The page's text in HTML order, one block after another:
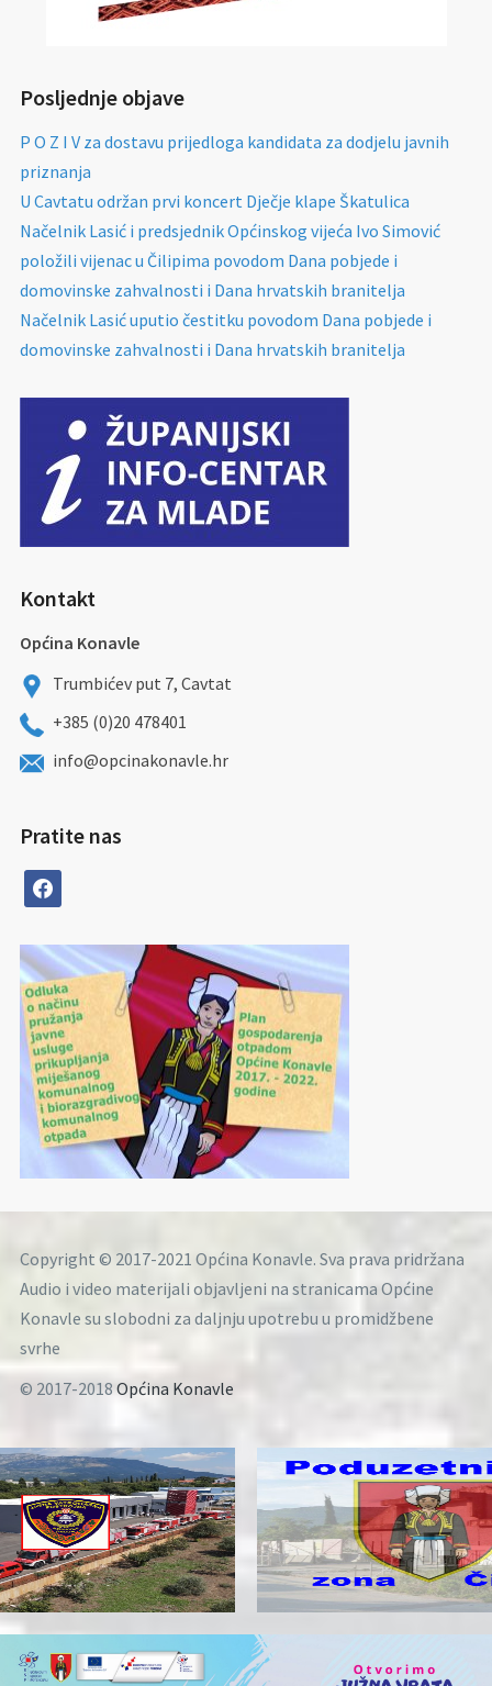
Posljednje objave
P O Z I V za dostavu prijedloga kandidata za dodjelu javnih
priznanja
U Cavtatu održan prvi koncert Dječje klape Škatulica
Načelnik Lasić i predsjednik Općinskog vijeća Ivo Simović
položili vijenac u Čilipima povodom Dana pobjede i
domovinske zahvalnosti i Dana hrvatskih branitelja
Načelnik Lasić uputio čestitku povodom Dana pobjede i
domovinske zahvalnosti i Dana hrvatskih branitelja
Kontakt
Općina Konavle
Trumbićev put 7, Cavtat
+385 (0)20 478401
info@opcinakonavle.hr
Pratite nas
facebook
Copyright © 2017-2021 Općina Konavle. Sva prava pridržana
Audio i video materijali objavljeni na stranicama Općine
Konavle su slobodni za daljnju upotrebu u promidžbene
svrhe
© 2017-2018 Općina Konavle